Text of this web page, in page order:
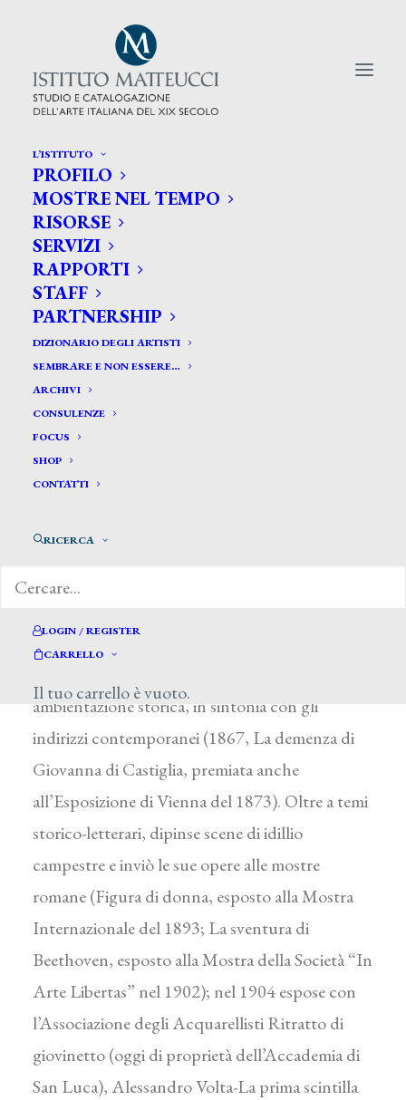
L’ISTITUTO
PROFILO
MOSTRE NEL TEMPO
RISORSE
SERVIZI
RAPPORTI
STAFF
PARTNERSHIP
DIZIONARIO DEGLI ARTISTI
SEMBRARE E NON ESSERE…
ARCHIVI
CONSULENZE
FOCUS
SHOP
CONTATTI
RICERCA
LOGIN / REGISTER
CARRELLO
Il tuo carrello è vuoto.
CERCA TRA GLI ARTISTI:
Search
for:
Valles Lorenzo *
VALLES LORENZO
Nel 1853 si stabilì a Roma, dove entrò nello
del Caffè Greco. Seguitò comunque a
ambientazione storica, in sintonia con gli
indirizzi contemporanei (1867, La demenza di
Giovanna di Castiglia, premiata anche
all’Esposizione di Vienna del 1873). Oltre a temi
storico-letterari, dipinse scene di idillio
campestre e inviò le sue opere alle mostre
romane (Figura di donna, esposto alla Mostra
Internazionale del 1893; La sventura di
Beethoven, esposto alla Mostra della Società “In
Arte Libertas” nel 1902); nel 1904 espose con
l’Associazione degli Acquarellisti Ritratto di
giovinetto (oggi di proprietà dell’Accademia di
San Luca), Alessandro Volta-La prima scintilla